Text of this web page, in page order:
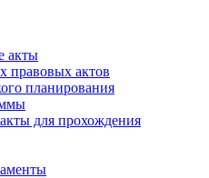
акты
правовых актов
планирования
для прохождения